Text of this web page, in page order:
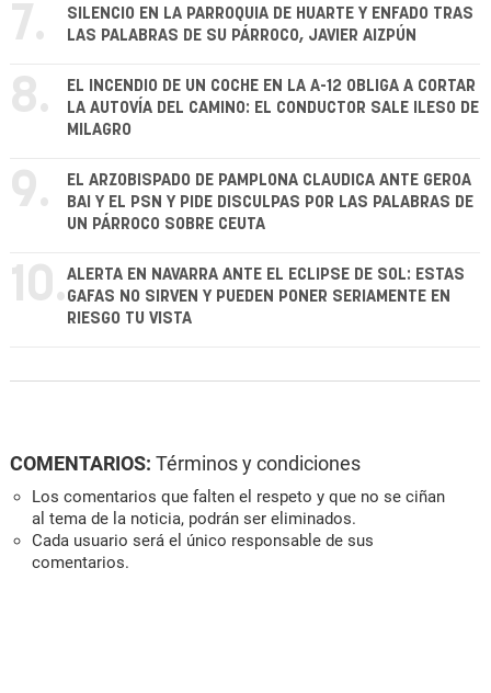
7.
SILENCIO EN LA PARROQUIA DE HUARTE Y ENFADO TRAS
LAS PALABRAS DE SU PÁRROCO, JAVIER AIZPÚN
8.
EL INCENDIO DE UN COCHE EN LA A-12 OBLIGA A CORTAR
LA AUTOVÍA DEL CAMINO: EL CONDUCTOR SALE ILESO DE
MILAGRO
9.
EL ARZOBISPADO DE PAMPLONA CLAUDICA ANTE GEROA
BAI Y EL PSN Y PIDE DISCULPAS POR LAS PALABRAS DE
UN PÁRROCO SOBRE CEUTA
10.ALERTA EN NAVARRA ANTE EL ECLIPSE DE SOL: ESTAS
GAFAS NO SIRVEN Y PUEDEN PONER SERIAMENTE EN
RIESGO TU VISTA
COMENTARIOS: Términos y condiciones
Los comentarios que falten el respeto y que no se ciñan
al tema de la noticia, podrán ser eliminados.
Cada usuario será el único responsable de sus
comentarios.